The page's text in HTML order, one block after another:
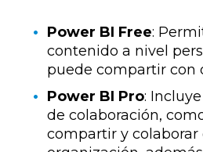
Power BI Free:
contenido a nivel
puede compartir con
Power BI Pro:
de colaboración,
compartir y